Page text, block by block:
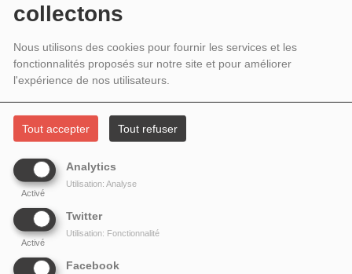
collectons
Nous utilisons des cookies pour fournir les services et les
fonctionnalités proposés sur notre site et pour améliorer
l'expérience de nos utilisateurs.
Tout accepter Tout refuser
Analytics
Activé
Utilisation: Analyse
Twitter
Activé
Utilisation: Fonctionnalité
Facebook